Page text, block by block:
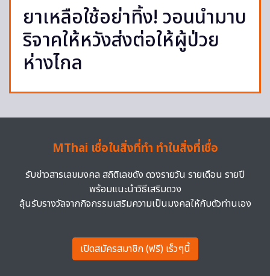
ยาเหลือใช้อย่าทิ้ง! วอนนำมาบ
ริจาคให้หวังส่งต่อให้ผู้ป่วย
ห่างไกล
MThai เชื่อในสิ่งที่ทำ ทำในสิ่งที่เชื่อ
รับข่าวสารเลขมงคล สถิติเลขดัง ดวงรายวัน รายเดือน รายปี
พร้อมแนะนำวิธีเสริมดวง
ลุ้นรับรางวัลจากกิจกรรมเสริมความเป็นมงคลให้กับตัวท่านเอง
เปิดสมัครสมาชิก (ฟรี) เร็วๆนี้